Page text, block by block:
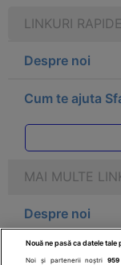
LINKURI RAPIDE
Despre noi
Cum te ajuta
MAI MULTE
Despre noi
Legal
Nouă ne pasă ca datele
Noi și partenerii noștri959